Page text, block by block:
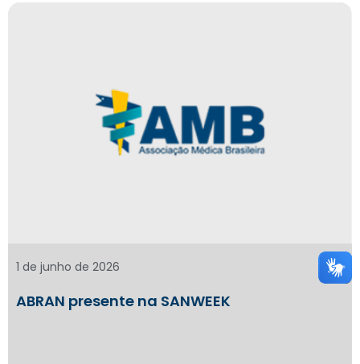
ABRAN presente na SANWEEK
1 de junho de 2026